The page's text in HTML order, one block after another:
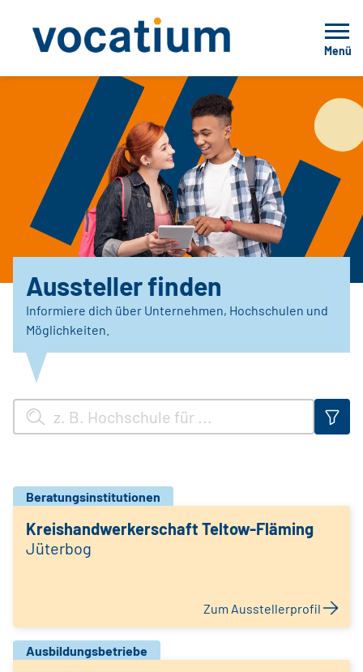
Menü
Aussteller finden
Informiere dich über Unternehmen, Hochschulen und
Möglichkeiten.
Beratungsinstitutionen
Kreishandwerkerschaft Teltow-Fläming
Jüterbog
Zum Ausstellerprofil
Ausbildungsbetriebe